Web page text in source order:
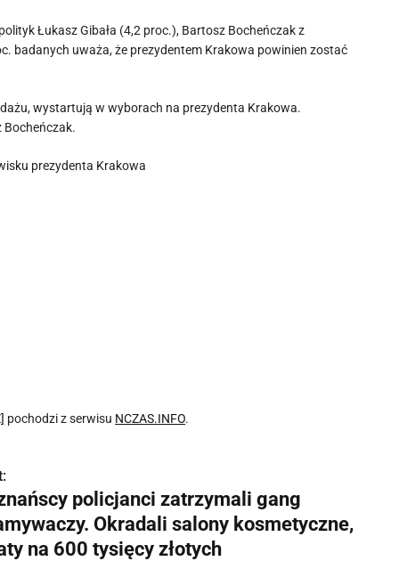
Łukasz Gibała (4,2 proc.), Bartosz Bocheńczak z
badanych uważa, że prezydentem Krakowa powinien zostać
wystartują w wyborach na prezydenta Krakowa.
prezydenta Krakowa
pochodzi z serwisu NCZAS.INFO.
policjanci zatrzymali gang
Okradali salony kosmetyczne,
na 600 tysięcy złotych